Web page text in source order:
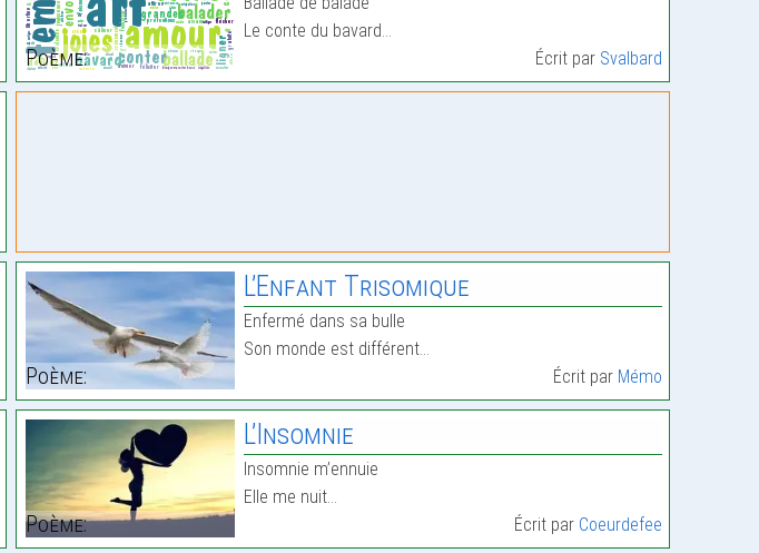
Poème:
Le conte du bavard…
Écrit par Svalbard
Poème:
L’Enfant Trisomique
Enfermé dans sa bulle
Son monde est différent…
Écrit par Mémo
Poème:
L’Insomnie
Insomnie m’ennuie
Elle me nuit…
Écrit par Coeurdefee